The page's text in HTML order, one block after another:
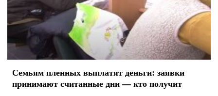
Семьям пленных выплатят деньги: заявки
принимают считанные дни — кто получит